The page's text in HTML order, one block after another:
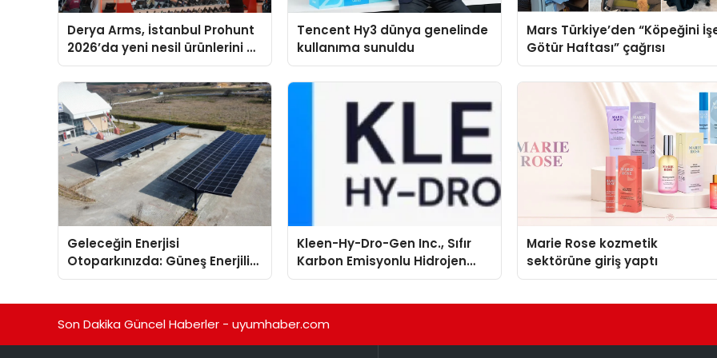
Derya Arms, İstanbul Prohunt
2026’da yeni nesil ürünlerini ve
global marka vizyonunu
sergiledi
Tencent Hy3 dünya genelinde
kullanıma sunuldu
Mars Türkiye’den “Köpeğini
Götür Haftası” çağrısı
Geleceğin Enerjisi
Otoparkınızda: Güneş Enerjili
Carport (Solar Otopark)
Kleen-Hy-Dro-Gen Inc., Sıfır
Karbon Emisyonlu Hidrojen
Isıtma Teknolojisinde ISO ve
Marie Rose kozmetik
sektörüne giriş yaptı
Son Dakika Güncel Haberler - uyumhaber.com